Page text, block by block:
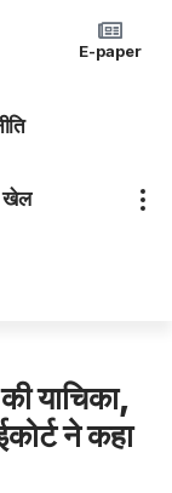
E-paper
खेल
की याचिका,
ने कहा